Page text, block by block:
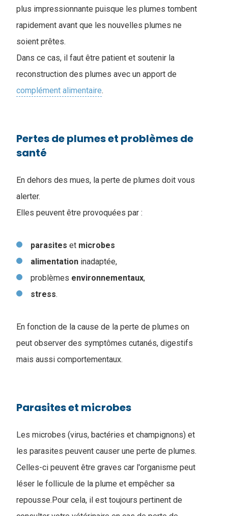
plus impressionnante puisque les plumes tombent
rapidement avant que les nouvelles plumes ne
soient prêtes.
Dans ce cas, il faut être patient et soutenir la
reconstruction des plumes avec un apport de
complément alimentaire.
Pertes de plumes et problèmes de
santé
En dehors des mues, la perte de plumes doit vous
alerter.
Elles peuvent être provoquées par :
parasites et microbes
alimentation inadaptée,
problèmes environnementaux,
stress.
En fonction de la cause de la perte de plumes on
peut observer des symptômes cutanés, digestifs
mais aussi comportementaux.
Parasites et microbes
Les microbes (virus, bactéries et champignons) et
les parasites peuvent causer une perte de plumes.
Celles-ci peuvent être graves car l'organisme peut
léser le follicule de la plume et empêcher sa
repousse.Pour cela, il est toujours pertinent de